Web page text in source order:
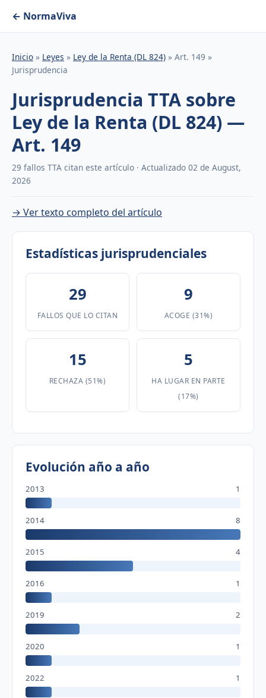
← NormaViva
Inicio » Leyes » Ley de la Renta (DL 824) » Art. 149 »
Jurisprudencia
Jurisprudencia TTA sobre
Ley de la Renta (DL 824) —
Art. 149
29 fallos TTA citan este artículo · Actualizado 02 de August,
2026
→ Ver texto completo del artículo
Estadísticas jurisprudenciales
29
FALLOS QUE LO CITAN
9
ACOGE (31%)
15
RECHAZA (51%)
5
HA LUGAR EN PARTE
(17%)
Evolución año a año
2013 1
2014 8
2015 4
2016 1
2019 2
2020 1
2022 1